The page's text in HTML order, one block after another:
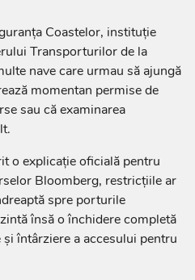
Coastelor, instituție
Transporturilor de la
nave care urmau să ajungă
momentan permise de
sau că examinarea
o explicație oficială pentru
Bloomberg, restricțiile ar
spre porturile
însă o închidere completă
întârziere a accesului pentru